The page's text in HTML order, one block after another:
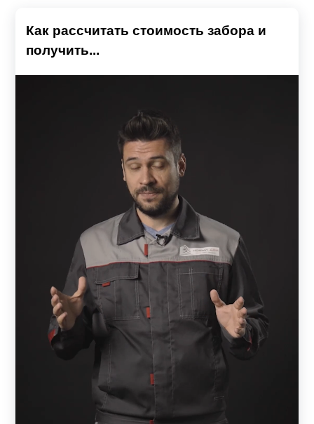
Как рассчитать стоимость забора и
получить...